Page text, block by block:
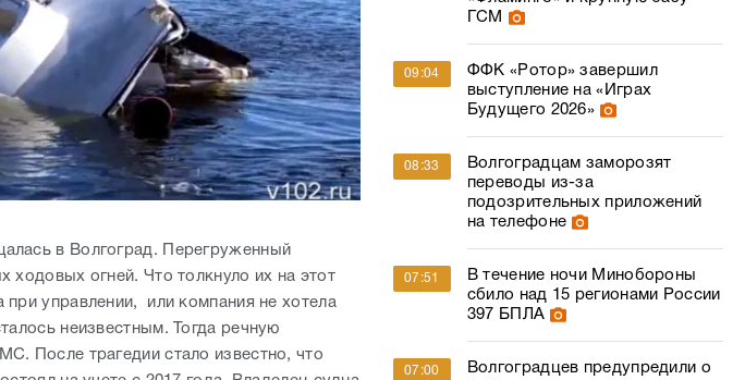
в Волгоград. Перегруженный
ходовых огней. Что толкнуло их на этот
управлении, или компания не хотела
неизвестным. Тогда речную
После трагедии стало известно, что
на учете с 2017 года. Владелец судна
управлял катамараном, не имел
с баржей “Капитан Вечеркин”. Это
районе. Скорее всего,
друга, поэтому избежать столкновения
Волгоградцам заморозят
переводы из-за
подозрительных приложений
на телефоне
В течение ночи Минобороны
сбило над 15 регионами России
397 БПЛА
Волгоградцев предупредили о
фейке про диверсии с
отравлением холерой питьевой
воды
Волгоградским виноделам
разрешили размещать рекламу